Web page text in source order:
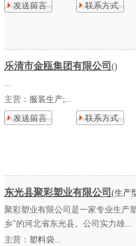
发送留言
联系方式
乐清市金瓯集团有限公司 ()
...
主营： 服装生产;...
发送留言
联系方式
东光县聚彩塑业有限公司 (生产
聚彩塑业有限公司是一家专业生产
乡"的河北省东光县。公司实力雄...
主营： 塑料袋...